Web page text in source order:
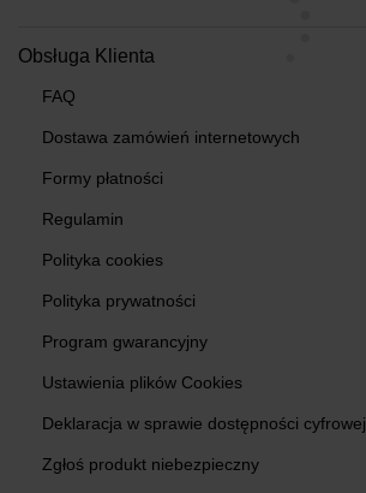
Obsługa Klienta
FAQ
Dostawa zamówień internetowych
Formy płatności
Regulamin
Polityka cookies
Polityka prywatności
Program gwarancyjny
Ustawienia plików Cookies
Deklaracja w sprawie dostępności cyfrowej
Zgłoś produkt niebezpieczny